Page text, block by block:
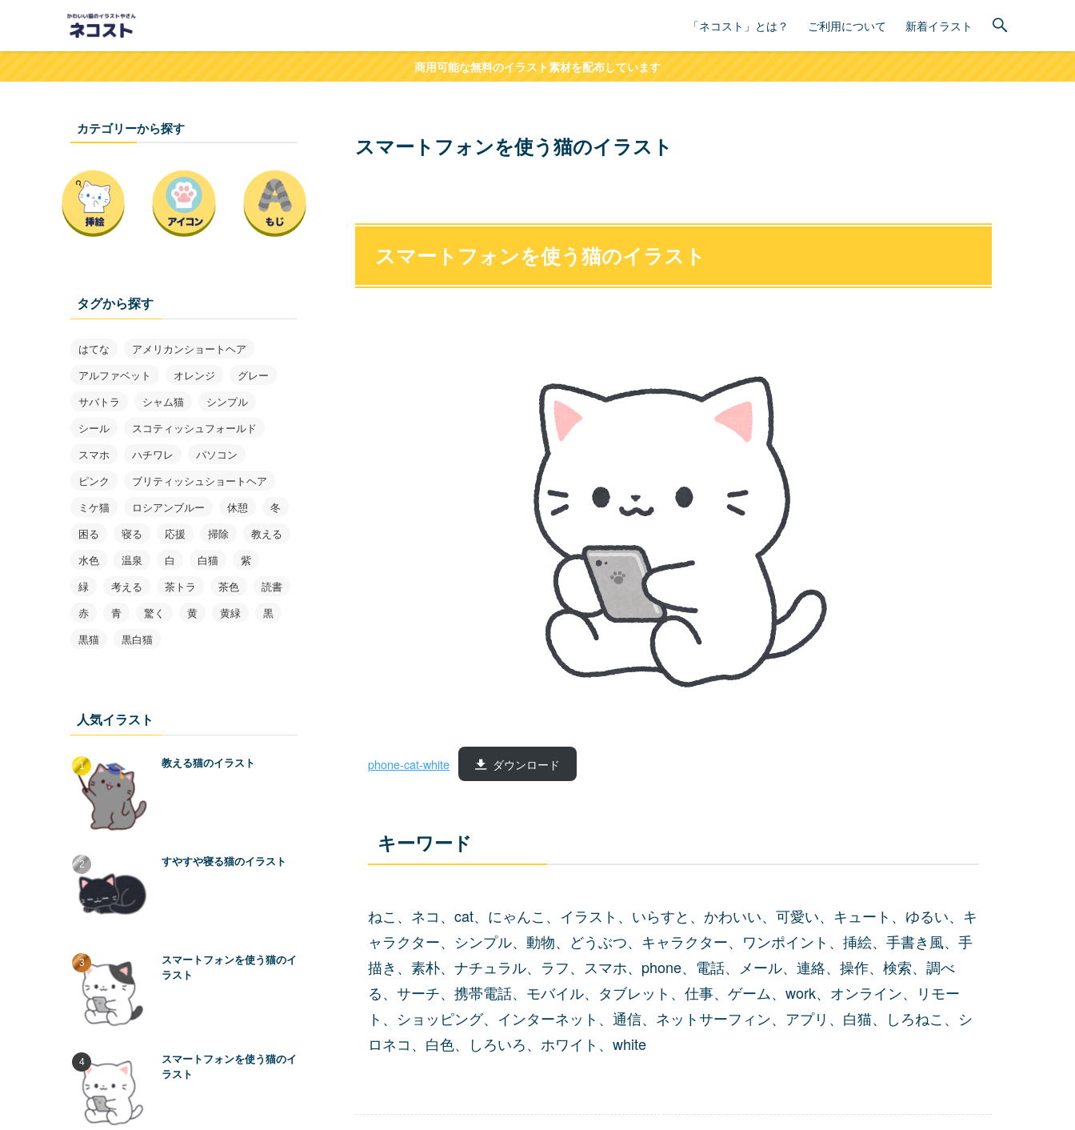
「ネコスト」とは？ ご利用について 新着イラスト
商用可能な無料のイラスト素材を配布しています
スマートフォンを使う猫のイラスト
スマートフォンを使う猫のイラスト
phone-cat-white ダウンロード
キーワード
ねこ、ネコ、cat、にゃんこ、イラスト、いらすと、かわいい、可愛い、キュート、ゆるい、キ
ャラクター、シンプル、動物、どうぶつ、キャラクター、ワンポイント、挿絵、手書き風、手
描き、素朴、ナチュラル、ラフ、スマホ、phone、電話、メール、連絡、操作、検索、調べ
る、サーチ、携帯電話、モバイル、タブレット、仕事、ゲーム、work、オンライン、リモー
ト、ショッピング、インターネット、通信、ネットサーフィン、アプリ、白猫、しろねこ、シ
ロネコ、白色、しろいろ、ホワイト、white
カテゴリーから探す
タグから探す
はてな
アメリカンショートヘア
アルファベット
オレンジ
グレー
サバトラ
シャム猫
シンプル
シール
スコティッシュフォールド
スマホ
ハチワレ
パソコン
ピンク
ブリティッシュショートヘア
ミケ猫
ロシアンブルー 休憩
冬
困る
寝る 応援 掃除
教える
水色
温泉 白 白猫
紫
緑
考える 茶トラ 茶色
読書
赤
青 驚く 黄 黄緑
黒
黒猫
黒白猫
人気イラスト
教える猫のイラスト
すやすや寝る猫のイラスト
スマートフォンを使う猫のイ
ラスト
スマートフォンを使う猫のイ
ラスト